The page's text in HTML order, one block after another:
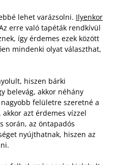
lehet varázsolni. Ilyenkor
erre való tapéták rendkívül
így érdemes ezek között
mindenki olyat választhat,
hiszen bárki
belevág, akkor néhány
felületre szeretné a
azt érdemes vízzel
során, az öntapadós
nyújthatnak, hiszen az